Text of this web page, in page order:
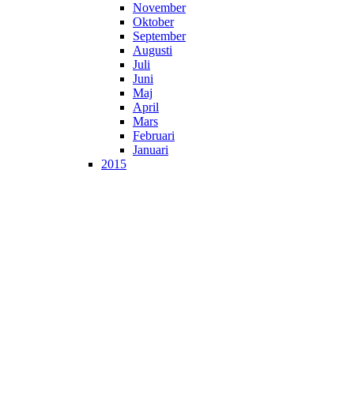
November
Oktober
September
Augusti
Juli
Juni
Maj
April
Mars
Februari
Januari
2015